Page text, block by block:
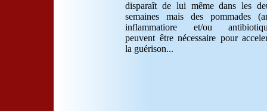
disparaît de lui même dans les
semaines mais des pommades
inflammatiore et/ou
peuvent être nécessaire pour
la guérison...